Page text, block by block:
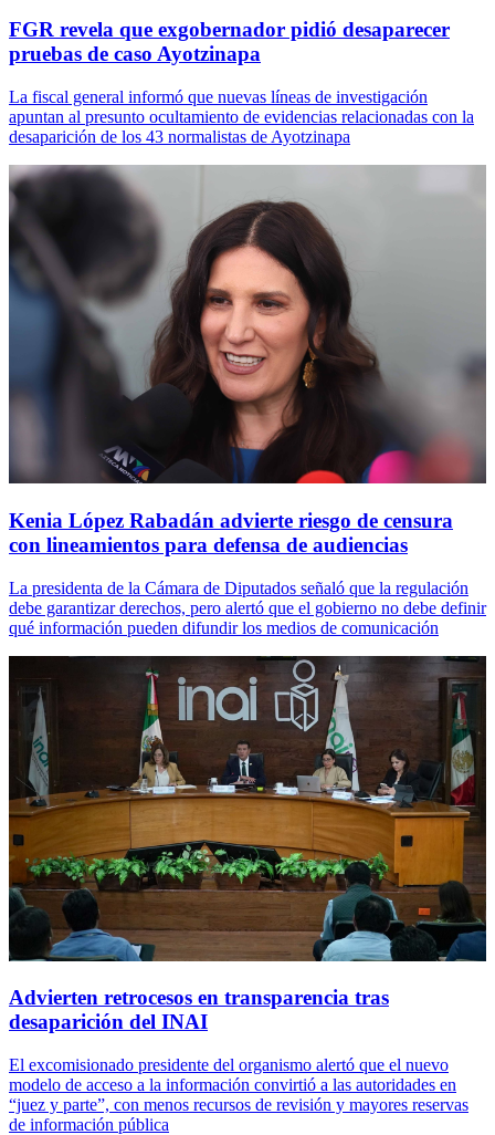
FGR revela que exgobernador pidió desaparecer
pruebas de caso Ayotzinapa
La fiscal general informó que nuevas líneas de investigación
apuntan al presunto ocultamiento de evidencias relacionadas con la
desaparición de los 43 normalistas de Ayotzinapa
Kenia López Rabadán advierte riesgo de censura
con lineamientos para defensa de audiencias
La presidenta de la Cámara de Diputados señaló que la regulación
debe garantizar derechos, pero alertó que el gobierno no debe definir
qué información pueden difundir los medios de comunicación
Advierten retrocesos en transparencia tras
desaparición del INAI
El excomisionado presidente del organismo alertó que el nuevo
modelo de acceso a la información convirtió a las autoridades en
“juez y parte”, con menos recursos de revisión y mayores reservas
de información pública